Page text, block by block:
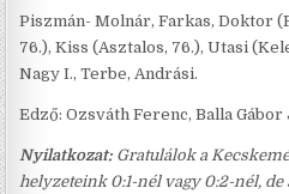
Piszmán- Molnár, Farkas, Doktor
76.), Kiss (Asztalos, 76.), Utasi
Nagy I., Terbe, Andrási.
Edző: Ozsváth Ferenc, Balla Gábor
Nyilatkozat: Gratulálok a
helyzeteink 0:1-nél vagy 0:2-nél,